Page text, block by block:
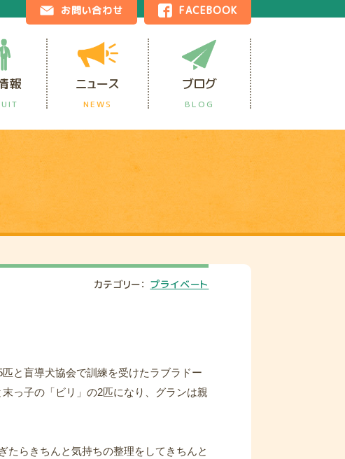
お問い合わせ FACEBOOK
報 ニュース
NEWS
ブログ
BLOG
カテゴリー： プライベート
と盲導犬協会で訓練を受けたラブラドー
っ子の「ビリ」の2匹になり、グランは親
たらきちんと気持ちの整理をしてきちんと